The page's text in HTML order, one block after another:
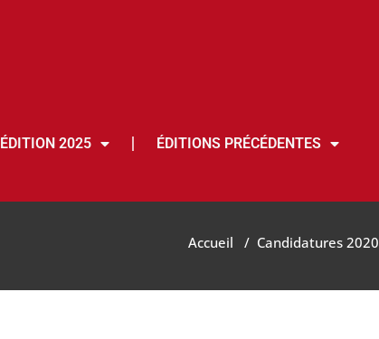
ÉDITION 2025 ÉDITIONS PRÉCÉDENTES
Accueil / Candidatures 2020